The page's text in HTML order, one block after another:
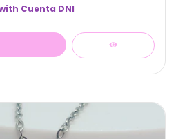
Cuenta DNI